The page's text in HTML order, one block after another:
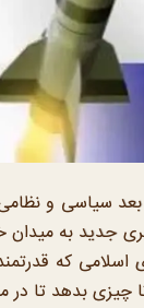
سیاسی و
جدید به
اسلامی که
چیزی بدهد تا